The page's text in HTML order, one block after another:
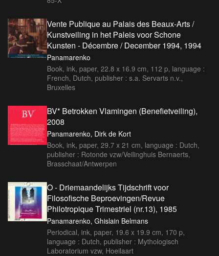
Vente Publique au Palais des Beaux-Arts /
Kunstveiling in het Paleis voor Schone
Kunsten - Décembre / December 1994, 1994
Panamarenko
Book, ink, paper, 22.8 x 16.9 cm, 112 p, language :
French, Dutch, publisher : s.a. Servarts n.v.,
Bruxelles
BV* Betrokken Vlamingen (Benefietveiling),
2008
Panamarenko, Dirk de Kort
Book, ink, paper, 29.7 x 21 cm, language : Dutch,
publisher : Rotonde vzw/Veilinghuis Bernaerts,
Brasschaat/Antwerpen
O - Driemaandelijks Tijdschrift voor
Filosofische Beproevingen/Revue
Philotropique Trimestriel (nr.13), 1985
Panamarenko, Ghislain Belmans
Periodical, ink, paper, 19.6 x 19.9 cm, 170 p,
language : Dutch, publisher : Mythologisch
Laboratorium vzw, Hoeilaart